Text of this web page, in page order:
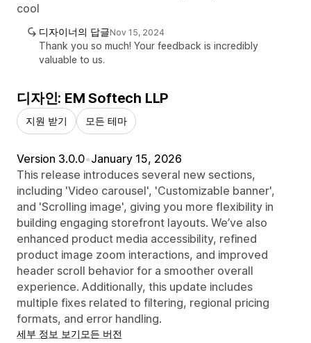
cool
디자이너의 답글Nov 15, 2024
Thank you so much! Your feedback is incredibly
valuable to us.
디자인: EM Softech LLP
지원 받기 모든 테마
Version 3.0.0•January 15, 2026
This release introduces several new sections,
including 'Video carousel', 'Customizable banner',
and 'Scrolling image', giving you more flexibility in
building engaging storefront layouts. We’ve also
enhanced product media accessibility, refined
product image zoom interactions, and improved
header scroll behavior for a smoother overall
experience. Additionally, this update includes
multiple fixes related to filtering, regional pricing
formats, and error handling.
세부 정보 보기 모든 버전